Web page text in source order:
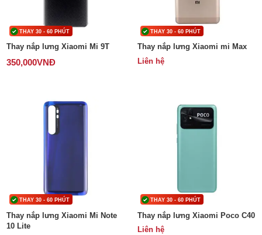
THAY 30 - 60 PHÚT
Thay nắp lưng Xiaomi Mi 9T
350,000VNĐ
THAY 30 - 60 PHÚT
Thay nắp lưng Xiaomi mi Max
Liên hệ
THAY 30 - 60 PHÚT
Thay nắp lưng Xiaomi Mi Note
10 Lite
THAY 30 - 60 PHÚT
Thay nắp lưng Xiaomi Poco C40
Liên hệ